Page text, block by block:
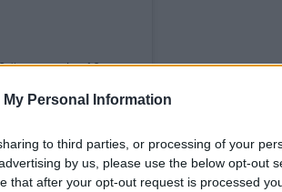
My Personal Information
to third parties, or processing of your
by us, please use the below opt-out
that after your opt-out request is processed
#votenumber16
(@katerineduska) στις 10 Μάι, 2019 στις
τους εαυτό για
τελικό του Σαββάτου.